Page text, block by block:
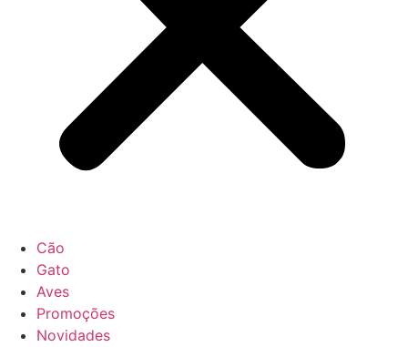
Cão
Gato
Aves
Promoções
Novidades